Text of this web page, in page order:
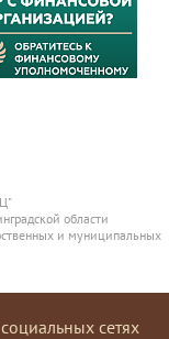
области
и муниципальных
сетях